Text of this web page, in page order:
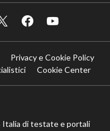
Privacy e Cookie Policy
Cookie Center
Italia di testate e portali